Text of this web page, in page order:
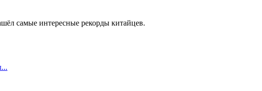
самые интересные рекорды китайцев.